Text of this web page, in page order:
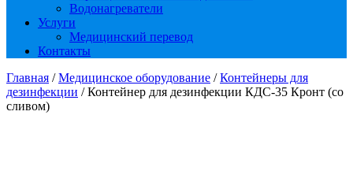
Водонагреватели
Услуги
Медицинский перевод
Контакты
Главная /Медицинское оборудование /Контейнеры для
дезинфекции / Контейнер для дезинфекции КДС-35 Кронт (со
сливом)